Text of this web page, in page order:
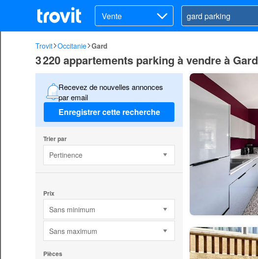
Vente
Trovit Occitanie Gard
3 220 appartements parking à vendre à Gard
Recevez de nouvelles annonces
par email
Enregistrer cette recherche
Trier par
Pertinence
Prix
Sans minimum
Sans maximum
Pièces